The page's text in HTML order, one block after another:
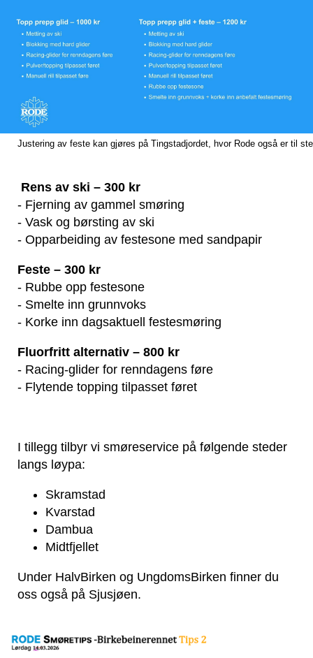
Justering av feste kan gjøres på Tingstadjordet, hvor Rode også er til
Rens av ski – 300 kr
- Fjerning av gammel smøring
- Vask og børsting av ski
- Opparbeiding av festesone med sandpapir
Feste – 300 kr
- Rubbe opp festesone
- Smelte inn grunnvoks
- Korke inn dagsaktuell festesmøring
Fluorfritt alternativ – 800 kr
- Racing-glider for renndagens føre
- Flytende topping tilpasset føret
I tillegg tilbyr vi smøreservice på følgende steder
langs løypa:
Skramstad
Kvarstad
Dambua
Midtfjellet
Under HalvBirken og UngdomsBirken finner du
oss også på Sjusjøen.